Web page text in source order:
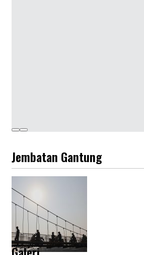
Jembatan Gantung